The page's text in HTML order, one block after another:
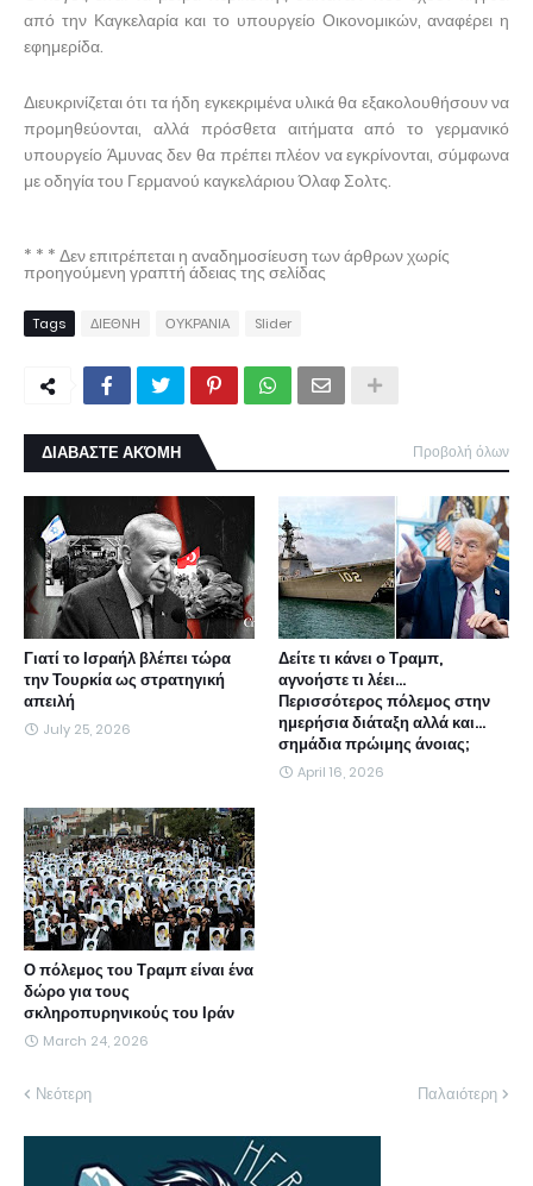
από την Καγκελαρία και το υπουργείο Οικονομικών, αναφέρει η
εφημερίδα.
Διευκρινίζεται ότι τα ήδη εγκεκριμένα υλικά θα εξακολουθήσουν να
προμηθεύονται, αλλά πρόσθετα αιτήματα από το γερμανικό
υπουργείο Άμυνας δεν θα πρέπει πλέον να εγκρίνονται, σύμφωνα
με οδηγία του Γερμανού καγκελάριου Όλαφ Σολτς.
* * * Δεν επιτρέπεται η αναδημοσίευση των άρθρων χωρίς
προηγούμενη γραπτή άδειας της σελίδας
Tags ΔΙΕΘΝΗ ΟΥΚΡΑΝΙΑ Slider
ΔΙΑΒΑΣΤΕ ΑΚΌΜΗ Προβολή όλων
Γιατί το Ισραήλ βλέπει τώρα
την Τουρκία ως στρατηγική
απειλή
July 25, 2026
Δείτε τι κάνει ο Τραμπ,
αγνοήστε τι λέει...
Περισσότερος πόλεμος στην
ημερήσια διάταξη αλλά και...
σημάδια πρώιμης άνοιας;
April 16, 2026
Ο πόλεμος του Τραμπ είναι ένα
δώρο για τους
σκληροπυρηνικούς του Ιράν
March 24, 2026
Νεότερη Παλαιότερη